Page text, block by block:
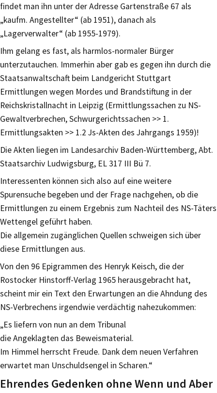
findet man ihn unter der Adresse Gartenstraße 67 als
„kaufm. Angestellter“ (ab 1951), danach als
„Lagerverwalter“ (ab 1955-1979).
Ihm gelang es fast, als harmlos-normaler Bürger
unterzutauchen. Immerhin aber gab es gegen ihn durch die
Staatsanwaltschaft beim Landgericht Stuttgart
Ermittlungen wegen Mordes und Brandstiftung in der
Reichskristallnacht in Leipzig (Ermittlungssachen zu NS-
Gewaltverbrechen, Schwurgerichtssachen >> 1.
Ermittlungsakten >> 1.2 Js-Akten des Jahrgangs 1959)!
Die Akten liegen im Landesarchiv Baden-Württemberg, Abt.
Staatsarchiv Ludwigsburg, EL 317 III Bü 7.
Interessenten können sich also auf eine weitere
Spurensuche begeben und der Frage nachgehen, ob die
Ermittlungen zu einem Ergebnis zum Nachteil des NS-Täters
Wettengel geführt haben.
Die allgemein zugänglichen Quellen schweigen sich über
diese Ermittlungen aus.
Von den 96 Epigrammen des Henryk Keisch, die der
Rostocker Hinstorff-Verlag 1965 herausgebracht hat,
scheint mir ein Text den Erwartungen an die Ahndung des
NS-Verbrechens irgendwie verdächtig nahezukommen:
„Es liefern von nun an dem Tribunal
die Angeklagten das Beweismaterial.
Im Himmel herrscht Freude. Dank dem neuen Verfahren
erwartet man Unschuldsengel in Scharen.“
Ehrendes Gedenken ohne Wenn und Aber